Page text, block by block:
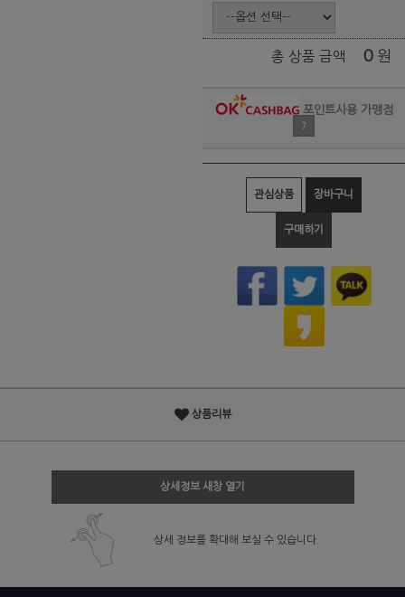
총 상품 금액 0 원
포인트사용 가맹점
?
관심상품 장바구니
구매하기
상품리뷰
상세정보 새창 열기
상세 정보를 확대해 보실 수 있습니다.